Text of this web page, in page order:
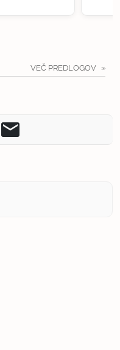
VEČ PREDLOGOV